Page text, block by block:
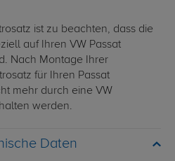
ist zu beachten, dass die
auf Ihren VW Passat
Nach Montage Ihrer
für Ihren Passat
mehr durch eine VW
werden.
Daten